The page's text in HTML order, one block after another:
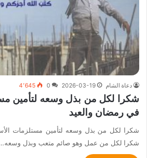
دعاة الشام 2026-03-19
0 4٬645
شكرا لكل من بذل وسعه لتأمين
في رمضان والعيد
شكرا لكل من بذل وسعه لتأمين مستلزمات
شكرا لكل من عمل وهو صائم متعب وبذل